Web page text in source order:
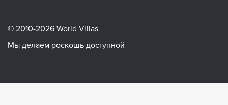
© 2010-2026 World Villas
Мы делаем роскошь доступной